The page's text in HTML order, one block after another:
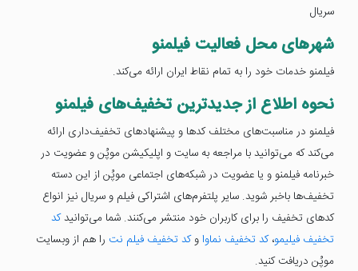
سریال
شهرهای محل فعالیت فیلمنو
فیلمنو خدمات خود را به تمام نقاط ایران ارائه می‌کند.
نحوه اطلاع از جدیدترین تخفیف‌های فیلمنو
فیلمنو در مناسبت‌های مختلف کدها و پیشنهادهای تخفیف‌داری ارائه
می‌کند که می‌توانید با مراجعه به سایت و اپلیکیشن موپُن و عضویت در
خبرنامه فیلمنو و یا عضویت در شبکه‌های اجتماعی موپُن از این دسته
تخفیف‌ها باخبر شوید. سایر پلتفرم‌های اشتراکی فیلم و سریال نیز انواع
کدهای تخفیف را برای کاربران خود منتشر می‌کنند. شما می‌توانیدکد
تخفیف فیلیمو،کد تخفیف نماواوکد تخفیف فیلم نت را هم از وبسایت
موپُن دریافت کنید.